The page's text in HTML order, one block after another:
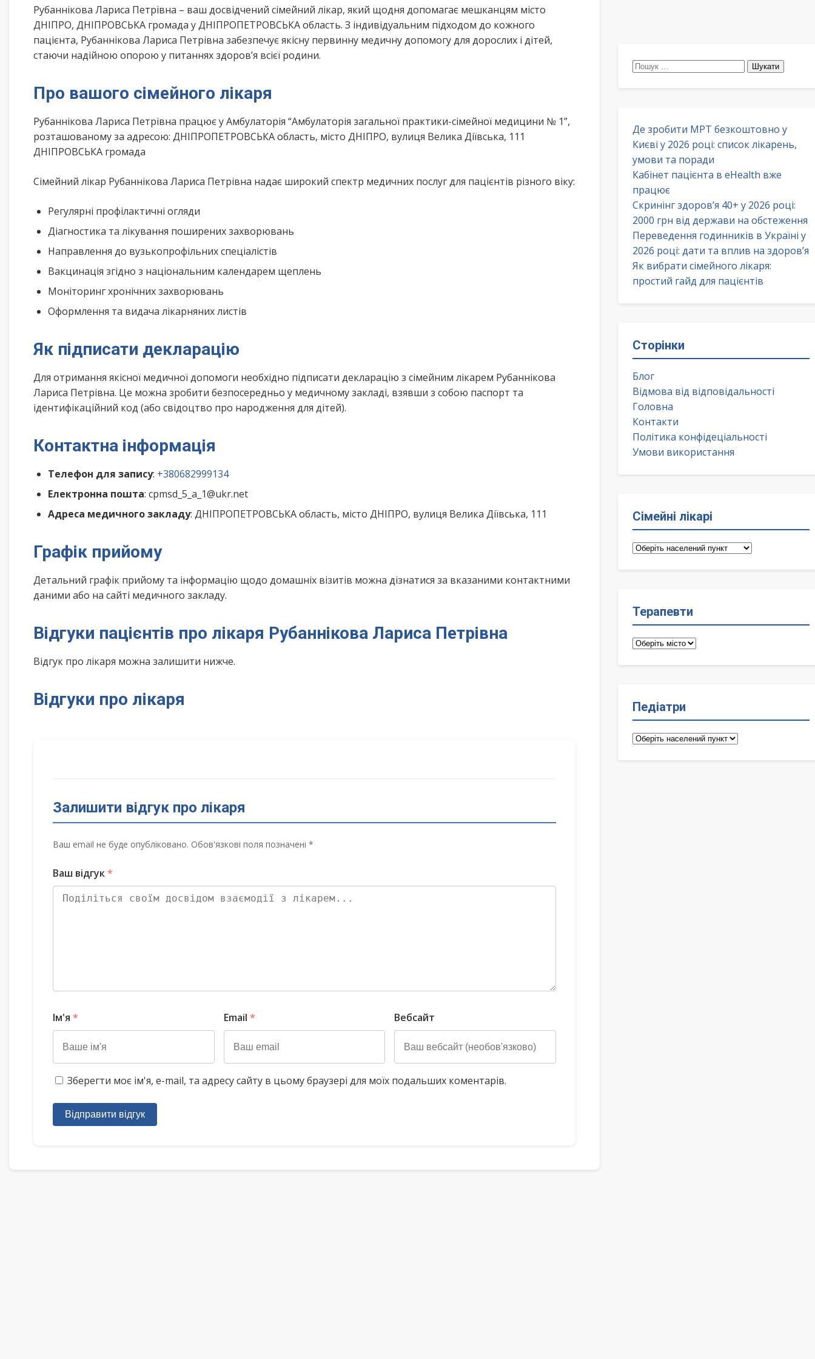
Рубаннікова Лариса Петрівна – ваш досвідчений сімейний лікар, який щодня допомагає мешканцям місто
ДНІПРО, ДНІПРОВСЬКА громада у ДНІПРОПЕТРОВСЬКА область. З індивідуальним підходом до кожного
пацієнта, Рубаннікова Лариса Петрівна забезпечує якісну первинну медичну допомогу для дорослих і дітей,
стаючи надійною опорою у питаннях здоров’я всієї родини.
Про вашого сімейного лікаря
Рубаннікова Лариса Петрівна працює у Амбулаторія “Амбулаторія загальної практики-сімейної медицини № 1”,
розташованому за адресою: ДНІПРОПЕТРОВСЬКА область, місто ДНІПРО, вулиця Велика Діївська, 111
ДНІПРОВСЬКА громада
Сімейний лікар Рубаннікова Лариса Петрівна надає широкий спектр медичних послуг для пацієнтів різного віку:
Регулярні профілактичні огляди
Діагностика та лікування поширених захворювань
Направлення до вузькопрофільних спеціалістів
Вакцинація згідно з національним календарем щеплень
Моніторинг хронічних захворювань
Оформлення та видача лікарняних листів
Як підписати декларацію
Для отримання якісної медичної допомоги необхідно підписати декларацію з сімейним лікарем Рубаннікова
Лариса Петрівна. Це можна зробити безпосередньо у медичному закладі, взявши з собою паспорт та
ідентифікаційний код (або свідоцтво про народження для дітей).
Контактна інформація
Телефон для запису: +380682999134
Електронна пошта: cpmsd_5_a_1@ukr.net
Адреса медичного закладу: ДНІПРОПЕТРОВСЬКА область, місто ДНІПРО, вулиця Велика Діївська, 111
Графік прийому
Детальний графік прийому та інформацію щодо домашніх візитів можна дізнатися за вказаними контактними
даними або на сайті медичного закладу.
Відгуки пацієнтів про лікаря Рубаннікова Лариса Петрівна
Відгук про лікаря можна залишити нижче.
Відгуки про лікаря
Залишити відгук про лікаря
Ваш email не буде опубліковано. Обов'язкові поля позначені *
Ваш відгук*
Ім'я * Email * Вебсайт
Зберегти моє ім'я, e-mail, та адресу сайту в цьому браузері для моїх подальших коментарів.
Відправити відгук
Пошук:
Де зробити МРТ безкоштовно у
Києві у 2026 році: список лікарень,
умови та поради
Кабінет пацієнта в eHealth вже
працює
Скринінг здоров’я 40+ у 2026 році:
2000 грн від держави на обстеження
Переведення годинників в Україні у
2026 році: дати та вплив на здоров’я
Як вибрати сімейного лікаря:
простий гайд для пацієнтів
Сторінки
Блог
Відмова від відповідальності
Головна
Контакти
Політика конфідеціальності
Умови використання
Сімейні лікарі
Сімейні
Терапевти
Терапевти
Педіатри
Педіатри